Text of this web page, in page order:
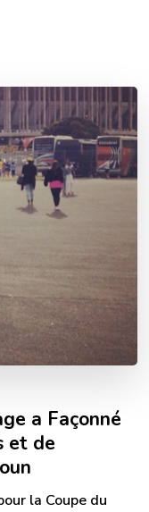
a Façonné
et de
la Coupe du